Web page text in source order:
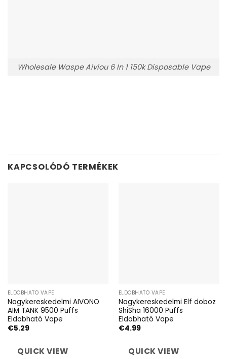
Wholesale Waspe Aiviou 6 In 1 150k Disposable Vape
KAPCSOLÓDÓ TERMÉKEK
ELDOBHATÓ VAPE
Nagykereskedelmi AIVONO
AIM TANK 9500 Puffs
Eldobható Vape
€5.29
QUICK VIEW
ELDOBHATÓ VAPE
Nagykereskedelmi Elf doboz
ShiSha 16000 Puffs
Eldobható Vape
€4.99
QUICK VIEW